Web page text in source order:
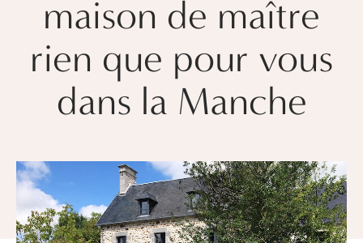
maison de maître
rien que pour vous
dans la Manche